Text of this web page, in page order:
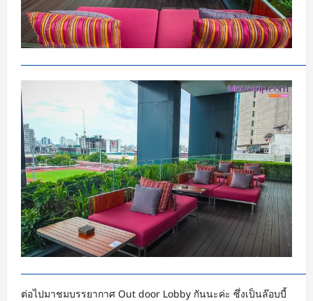
ต่อไปมาชมบรรยากาศ Out door Lobby กันนะค่ะ ซึ่งเป็นล๊อบบี้